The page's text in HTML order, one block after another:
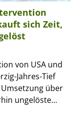
sich Zeit,
von USA und
Jahres-Tief
über
ungelöste...